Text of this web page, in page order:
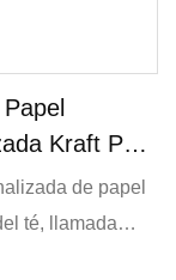
Kraft Para
de papel
té, llamada